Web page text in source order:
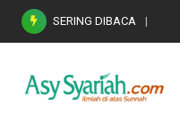
Skip
SERING DIBACA